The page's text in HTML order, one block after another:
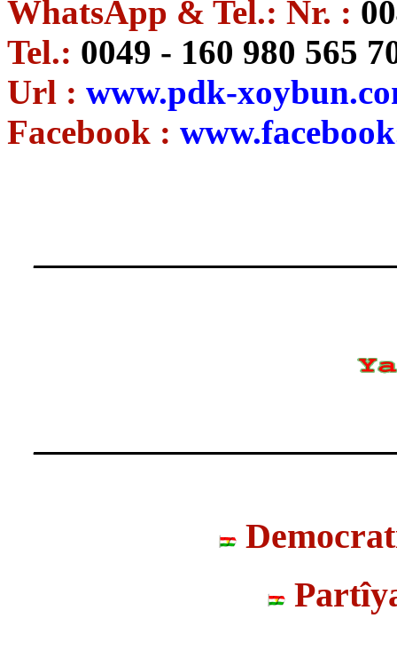
WhatsApp & Tel.: Nr. :
Tel.: 0049 - 160 980 565
Url : www.pdk-
Facebook :